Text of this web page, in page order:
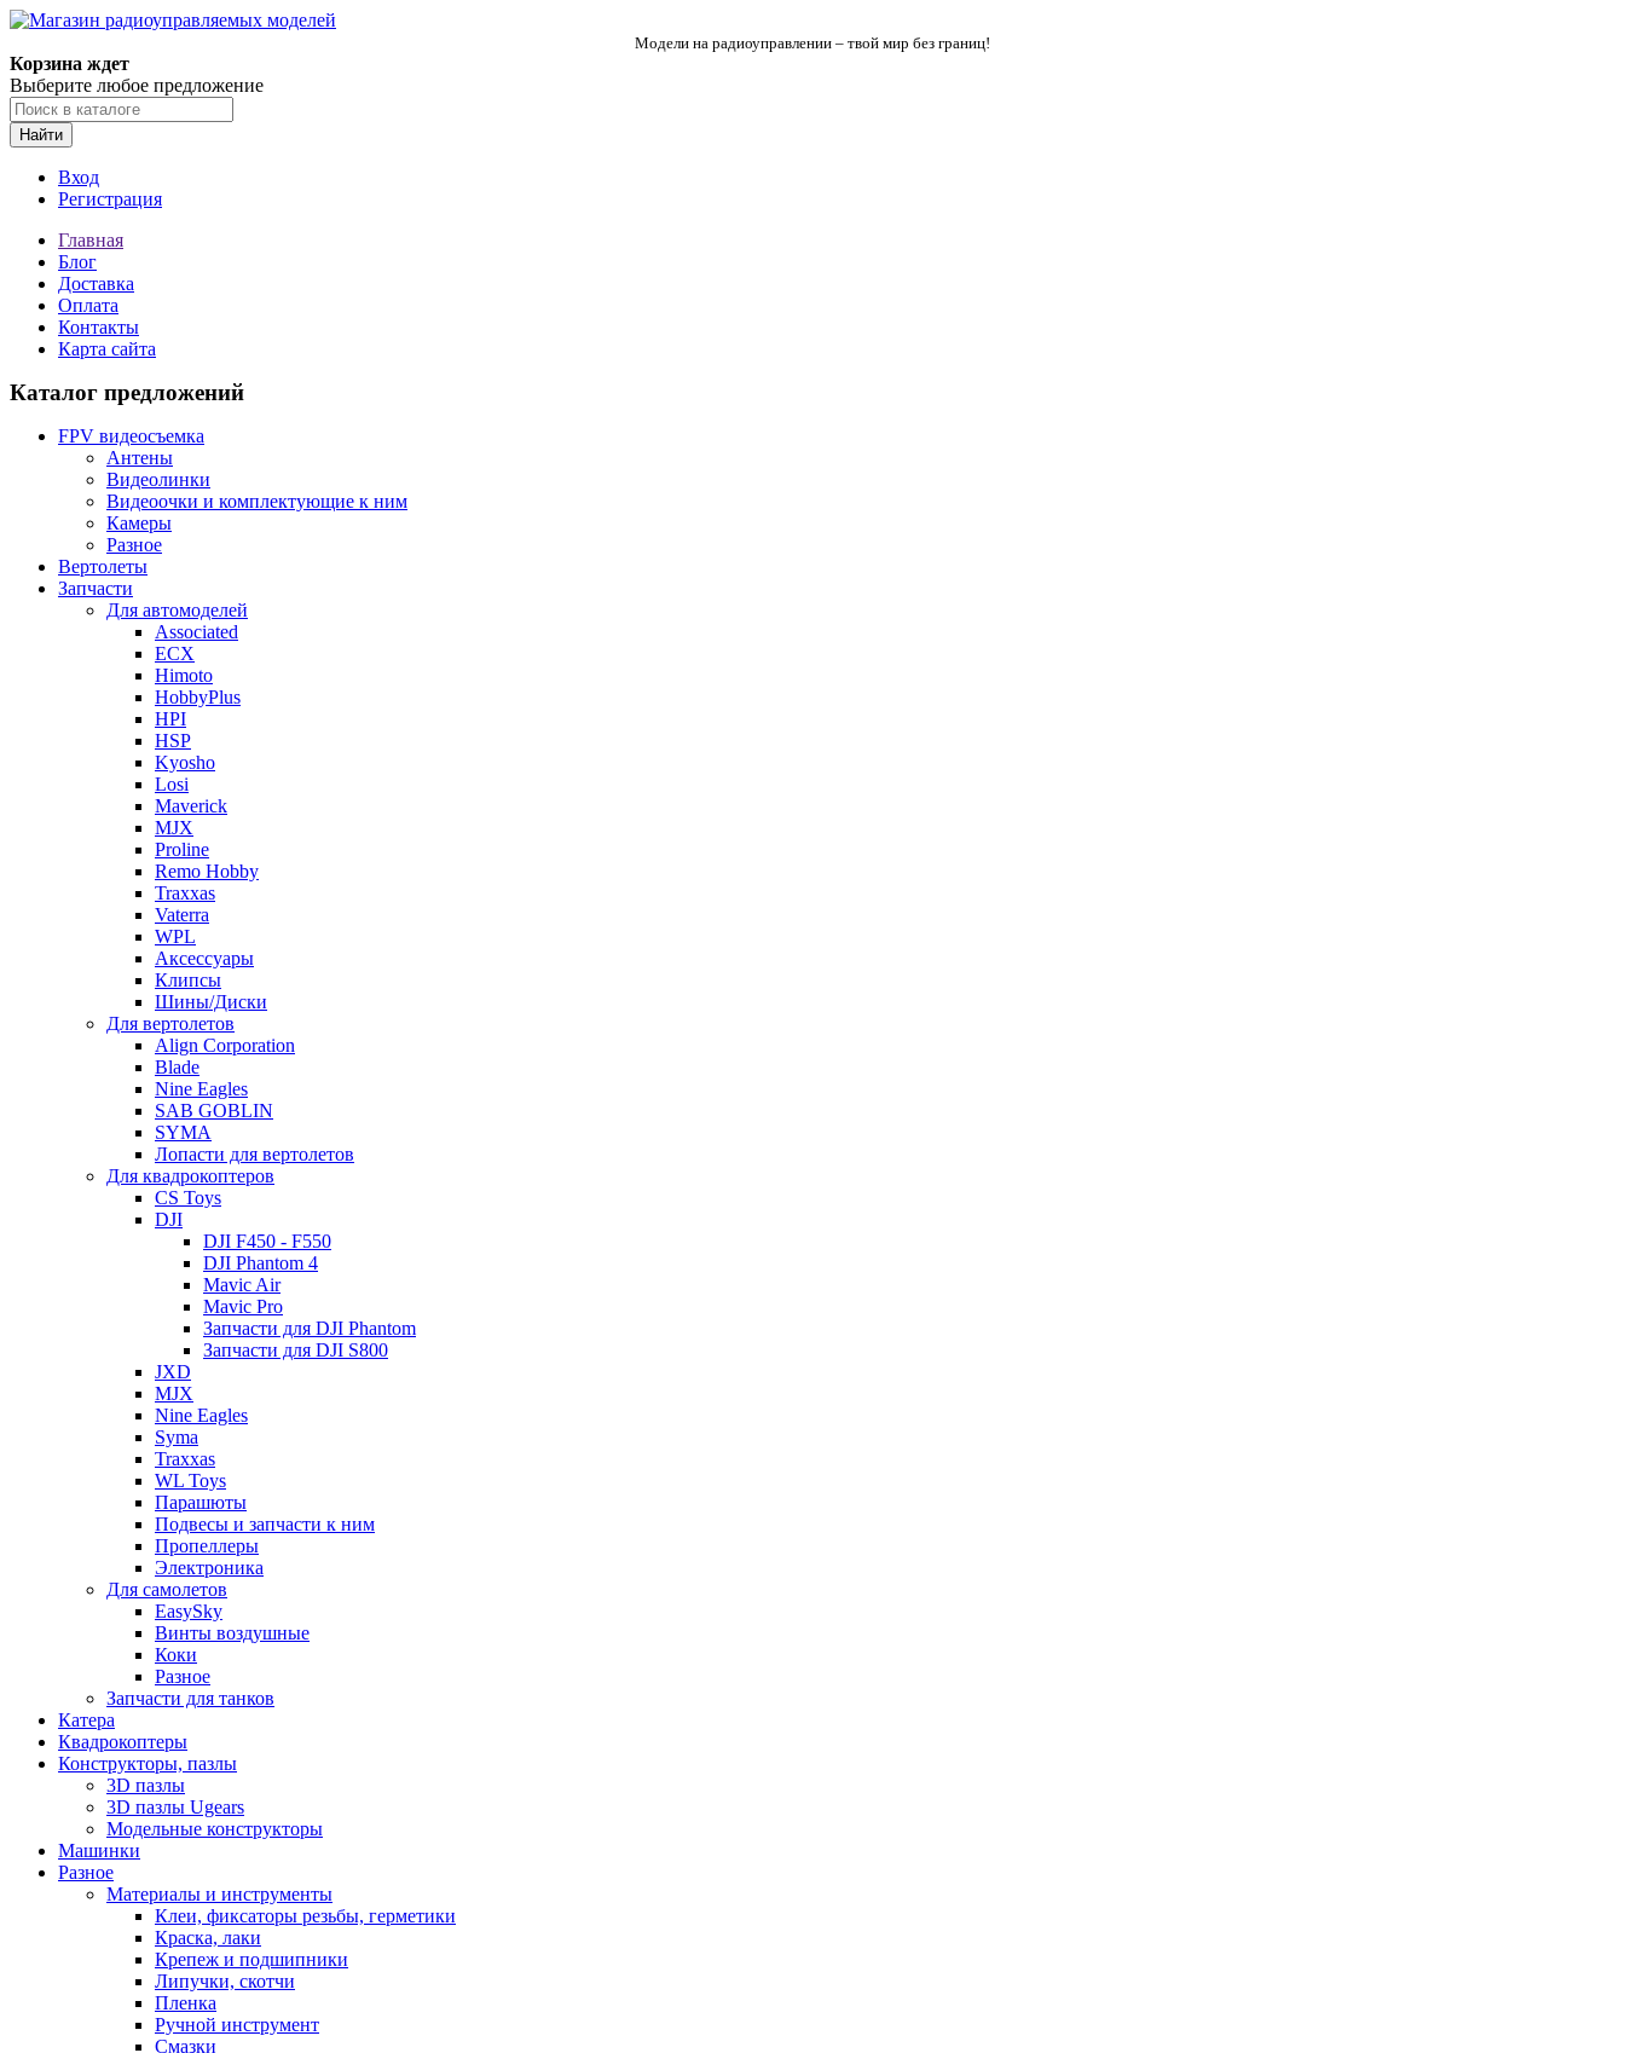
Модели на радиоуправлении – твой мир без границ!
Корзина ждет
Выберите любое предложение
Найти
Вход
Регистрация
Главная
Блог
Доставка
Оплата
Контакты
Карта сайта
Каталог предложений
FPV видеосъемка
Антены
Видеолинки
Видеоочки и комплектующие к ним
Камеры
Разное
Вертолеты
Запчасти
Для автомоделей
Associated
ECX
Himoto
HobbyPlus
HPI
HSP
Kyosho
Losi
Maverick
MJX
Proline
Remo Hobby
Traxxas
Vaterra
WPL
Аксессуары
Клипсы
Шины/Диски
Для вертолетов
Align Corporation
Blade
Nine Eagles
SAB GOBLIN
SYMA
Лопасти для вертолетов
Для квадрокоптеров
CS Toys
DJI
DJI F450 - F550
DJI Phantom 4
Mavic Air
Mavic Pro
Запчасти для DJI Phantom
Запчасти для DJI S800
JXD
MJX
Nine Eagles
Syma
Traxxas
WL Toys
Парашюты
Подвесы и запчасти к ним
Пропеллеры
Электроника
Для самолетов
EasySky
Винты воздушные
Коки
Разное
Запчасти для танков
Катера
Квадрокоптеры
Конструкторы, пазлы
3D пазлы
3D пазлы Ugears
Модельные конструкторы
Машинки
Разное
Материалы и инструменты
Клеи, фиксаторы резьбы, герметики
Краска, лаки
Крепеж и подшипники
Липучки, скотчи
Пленка
Ручной инструмент
Смазки